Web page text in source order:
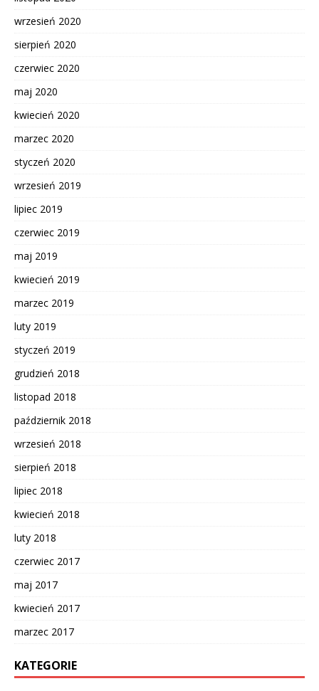
wrzesień 2020
sierpień 2020
czerwiec 2020
maj 2020
kwiecień 2020
marzec 2020
styczeń 2020
wrzesień 2019
lipiec 2019
czerwiec 2019
maj 2019
kwiecień 2019
marzec 2019
luty 2019
styczeń 2019
grudzień 2018
listopad 2018
październik 2018
wrzesień 2018
sierpień 2018
lipiec 2018
kwiecień 2018
luty 2018
czerwiec 2017
maj 2017
kwiecień 2017
marzec 2017
KATEGORIE